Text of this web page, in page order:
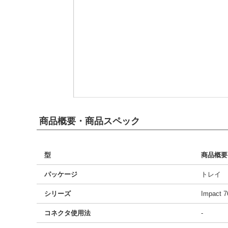
商品概要・商品スペック
型 商品概要
パッケージ トレイ
シリーズ Impact
コネクタ使用法 -